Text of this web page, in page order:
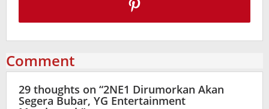
Comment
29 thoughts on “2NE1 Dirumorkan Akan
Segera Bubar, YG Entertainment